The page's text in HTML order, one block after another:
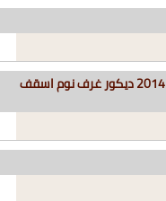
ديكورات للاسقف المعلقة للمنزل العصرى 2014 ديكور غرف نوم اسقف